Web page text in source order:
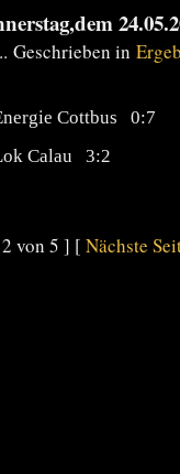
.. Geschrieben in
Cottbus 0:7
Calau 3:2
von 5 ] [ Nächste